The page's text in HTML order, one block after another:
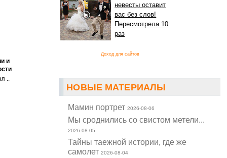
невесты оставит
вас без слов!
Пересмотрела 10
раз
Доход для сайтов
НОВЫЕ МАТЕРИАЛЫ
Мамин портрет2026-08-06
Мы сроднились со свистом метели...
2026-08-05
Тайны таежной истории, где же
самолет2026-08-04
и
..